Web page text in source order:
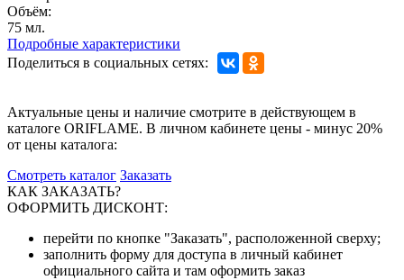
Объём:
75 мл.
Подробные характеристики
Поделиться в социальных сетях:
Актуальные цены и наличие смотрите в действующем в
каталоге ORIFLAME. В личном кабинете цены - минус 20%
от цены каталога:
Смотреть каталог Заказать
КАК ЗАКАЗАТЬ?
ОФОРМИТЬ ДИСКОНТ:
перейти по кнопке "Заказать", расположенной сверху;
заполнить форму для доступа в личный кабинет
официального сайта и там оформить заказ